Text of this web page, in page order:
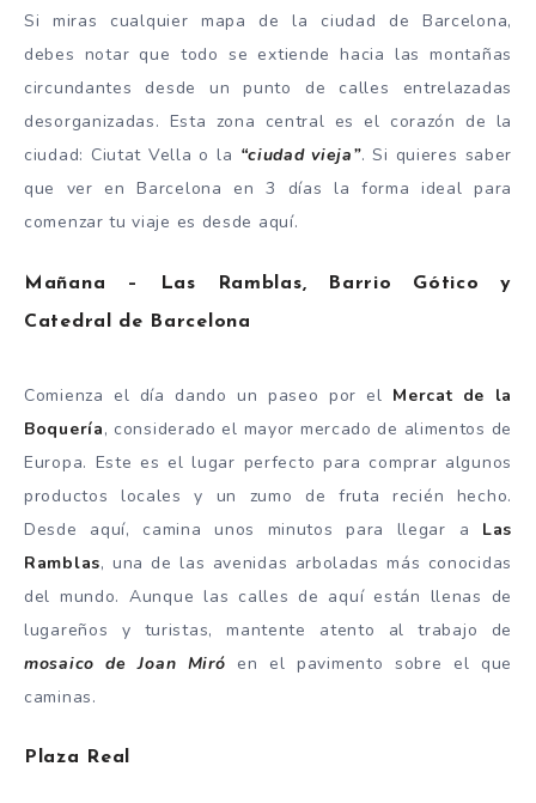
Si miras cualquier mapa de la ciudad de Barcelona,
debes notar que todo se extiende hacia las montañas
circundantes desde un punto de calles entrelazadas
desorganizadas. Esta zona central es el corazón de la
ciudad: Ciutat Vella o la “ciudad vieja”. Si quieres saber
que ver en Barcelona en 3 días la forma ideal para
comenzar tu viaje es desde aquí.
Mañana – Las Ramblas, Barrio Gótico y
Catedral de Barcelona
Comienza el día dando un paseo por el Mercat de la
Boquería, considerado el mayor mercado de alimentos de
Europa. Este es el lugar perfecto para comprar algunos
productos locales y un zumo de fruta recién hecho.
Desde aquí, camina unos minutos para llegar a Las
Ramblas, una de las avenidas arboladas más conocidas
del mundo. Aunque las calles de aquí están llenas de
lugareños y turistas, mantente atento al trabajo de
mosaico de Joan Miró en el pavimento sobre el que
caminas.
Plaza Real